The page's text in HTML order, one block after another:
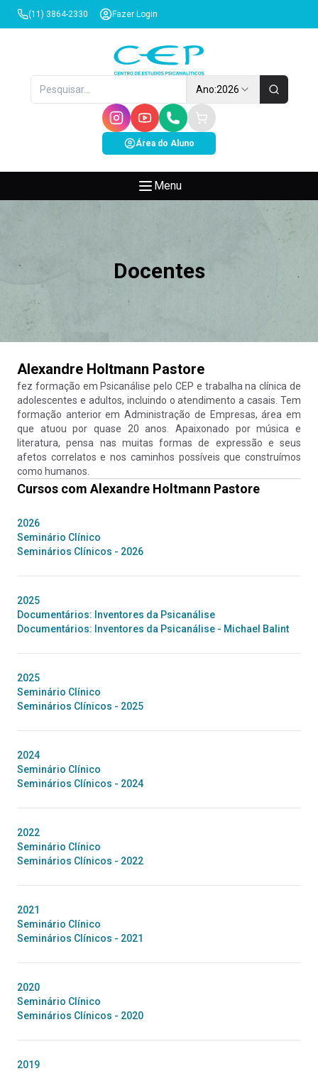
(11) 3864-2330 Fazer Login
Ano:2026
Área do Aluno
Menu
Docentes
Alexandre Holtmann Pastore
fez formação em Psicanálise pelo CEP e trabalha na clínica de
adolescentes e adultos, incluindo o atendimento a casais. Tem
formação anterior em Administração de Empresas, área em
que atuou por quase 20 anos. Apaixonado por música e
literatura, pensa nas muitas formas de expressão e seus
afetos correlatos e nos caminhos possíveis que construímos
como humanos.
Cursos com Alexandre Holtmann Pastore
2026
Seminário Clínico
Seminários Clínicos - 2026
2025
Documentários: Inventores da Psicanálise
Documentários: Inventores da Psicanálise - Michael Balint
2025
Seminário Clínico
Seminários Clínicos - 2025
2024
Seminário Clínico
Seminários Clínicos - 2024
2022
Seminário Clínico
Seminários Clínicos - 2022
2021
Seminário Clínico
Seminários Clínicos - 2021
2020
Seminário Clínico
Seminários Clínicos - 2020
2019